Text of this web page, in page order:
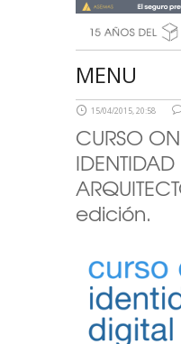
MENU
15/04/2015, 20:58
CURSO
edición.